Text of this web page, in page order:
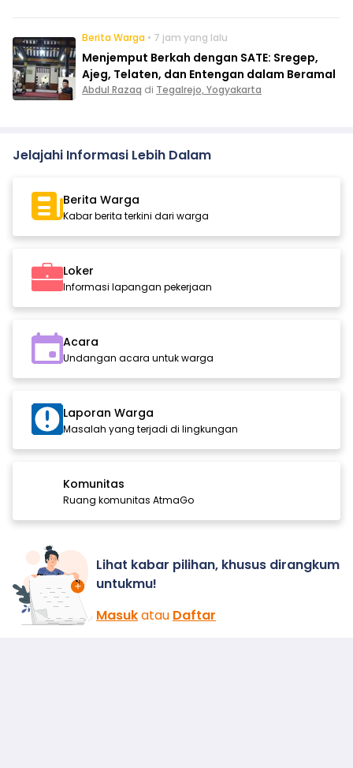
Berita Warga • 7 jam yang lalu
Menjemput Berkah dengan SATE: Sregep,
Ajeg, Telaten, dan Entengan dalam Beramal
Abdul Razaq di Tegalrejo, Yogyakarta
Jelajahi Informasi Lebih Dalam
Berita Warga
Kabar berita terkini dari warga
Loker
Informasi lapangan pekerjaan
Acara
Undangan acara untuk warga
Laporan Warga
Masalah yang terjadi di lingkungan
Komunitas
Ruang komunitas AtmaGo
Lihat kabar pilihan, khusus dirangkum
untukmu!
Masukatau Daftar